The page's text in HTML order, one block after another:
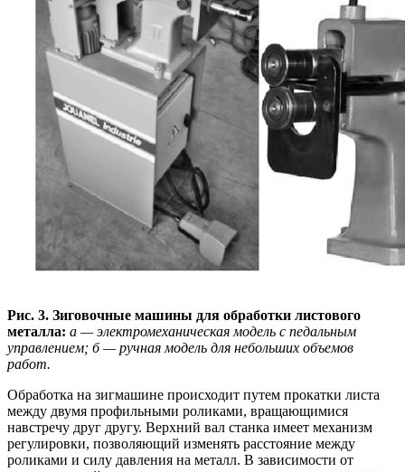
Рис. 3. Зиговочные машины для обработки листового
металла: а — электромеханическая модель с педальным
управлением; б — ручная модель для небольших объемов
работ.
Обработка на зигмашине происходит путем прокатки листа
между двумя профильными роликами, вращающимися
навстречу друг другу. Верхний вал станка имеет механизм
регулировки, позволяющий изменять расстояние между
роликами и силу давления на металл. В зависимости от